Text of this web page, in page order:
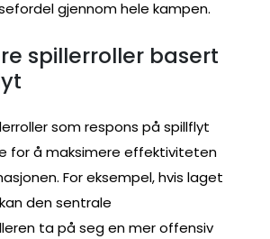
gjennom hele kampen.
spillerroller basert
som respons på spillflyt
for å maksimere effektiviteten
For eksempel, hvis laget
den sentrale
ta på seg en mer offensiv